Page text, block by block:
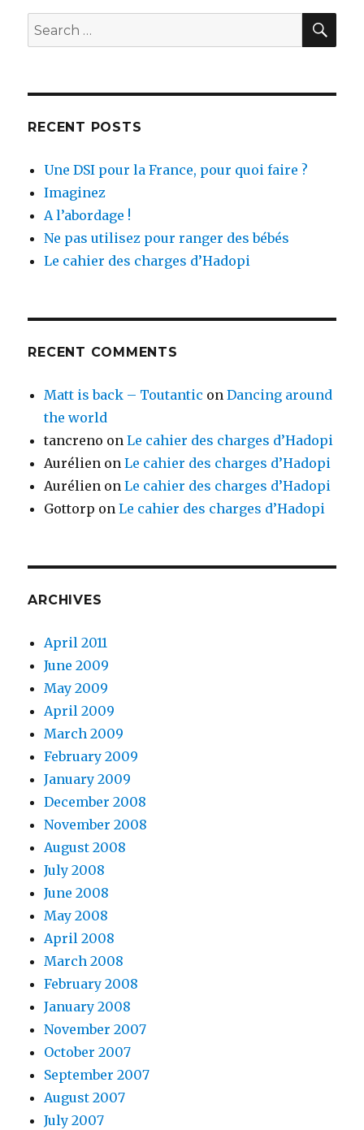
Search
for:
RECENT POSTS
Une DSI pour la France, pour quoi faire ?
Imaginez
A l’abordage !
Ne pas utilisez pour ranger des bébés
Le cahier des charges d’Hadopi
RECENT COMMENTS
Matt is back – Toutantic onDancing around
the world
tancreno onLe cahier des charges d’Hadopi
Aurélien onLe cahier des charges d’Hadopi
Aurélien onLe cahier des charges d’Hadopi
Gottorp onLe cahier des charges d’Hadopi
ARCHIVES
April 2011
June 2009
May 2009
April 2009
March 2009
February 2009
January 2009
December 2008
November 2008
August 2008
July 2008
June 2008
May 2008
April 2008
March 2008
February 2008
January 2008
November 2007
October 2007
September 2007
August 2007
July 2007